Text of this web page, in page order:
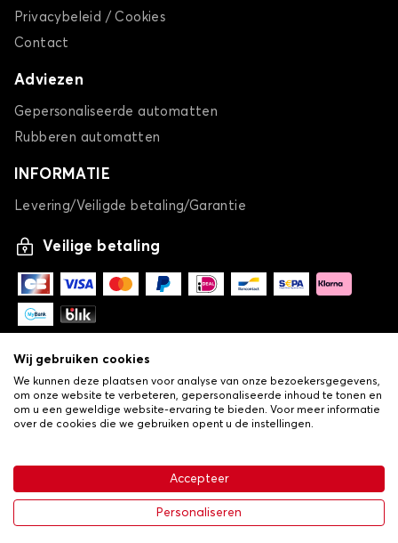
€ 113,43
-25% € 151,24
Privacybeleid / Cookies
Contact
Adviezen
Gepersonaliseerde automatten
Rubberen automatten
INFORMATIE
Levering/Veiligde betaling/Garantie
Veilige betaling
Algemene verkoopvoorwaarden•Privacy- en cookiebeleid
•Livraison
Wij gebruiken cookies
We kunnen deze plaatsen voor analyse van onze bezoekersgegevens,
om onze website te verbeteren, gepersonaliseerde inhoud te tonen en
om u een geweldige website-ervaring te bieden. Voor meer informatie
over de cookies die we gebruiken opent u de instellingen.
Accepteer
Personaliseren